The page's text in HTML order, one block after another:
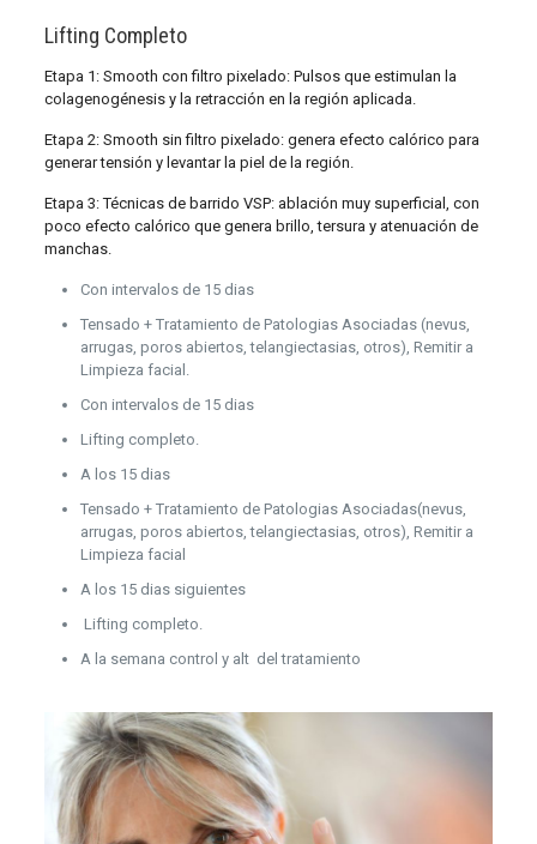
Lifting Completo
Etapa 1: Smooth con filtro pixelado: Pulsos que estimulan la
colagenogénesis y la retracción en la región aplicada.
Etapa 2: Smooth sin filtro pixelado: genera efecto calórico para
generar tensión y levantar la piel de la región.
Etapa 3: Técnicas de barrido VSP: ablación muy superficial, con
poco efecto calórico que genera brillo, tersura y atenuación de
manchas.
Con intervalos de 15 dias
Tensado + Tratamiento de Patologias Asociadas (nevus,
arrugas, poros abiertos, telangiectasias, otros), Remitir a
Limpieza facial.
Con intervalos de 15 dias
Lifting completo.
A los 15 dias
Tensado + Tratamiento de Patologias Asociadas(nevus,
arrugas, poros abiertos, telangiectasias, otros), Remitir a
Limpieza facial
A los 15 dias siguientes
Lifting completo.
A la semana control y alt del tratamiento